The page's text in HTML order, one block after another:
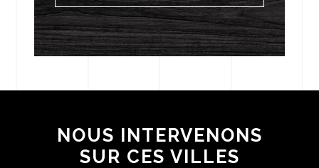
NOUS INTERVENONS
SUR CES VILLES